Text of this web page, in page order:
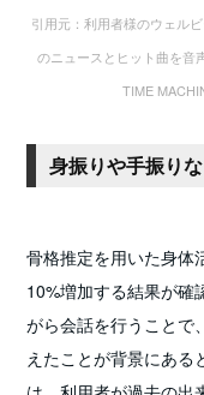
引用元：利用者様のウェル
のニュースとヒット曲を音
TIME
身振りや手振り
骨格推定を用いた身体
10%増加する結果が確
がら会話を行うことで
えたことが背景にある